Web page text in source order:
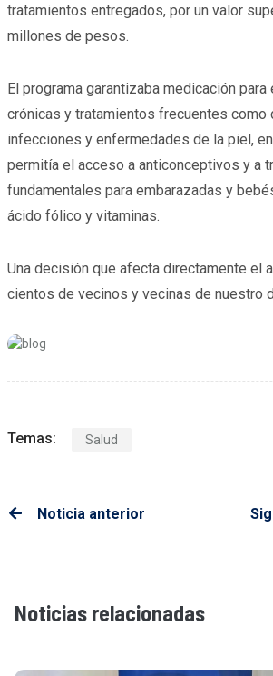
tratamientos entregados, por un valor
millones de pesos.
El programa garantizaba medicación
crónicas y tratamientos frecuentes como
infecciones y enfermedades de la piel,
permitía el acceso a anticonceptivos y a
fundamentales para embarazadas y
ácido fólico y vitaminas.
Una decisión que afecta directamente el
cientos de vecinos y vecinas de nuestro
Temas: Salud
Noticia anterior
Noticias relacionadas